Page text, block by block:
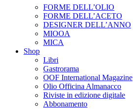
FORME DELL’OLIO
FORME DELL’ACETO
DESIGNER DELL’ANNO
MIOOA
MICA
Shop
Libri
Gastrorama
OOF International Magazine
Olio Officina Almanacco
Riviste in edizione digitale
Abbonamento